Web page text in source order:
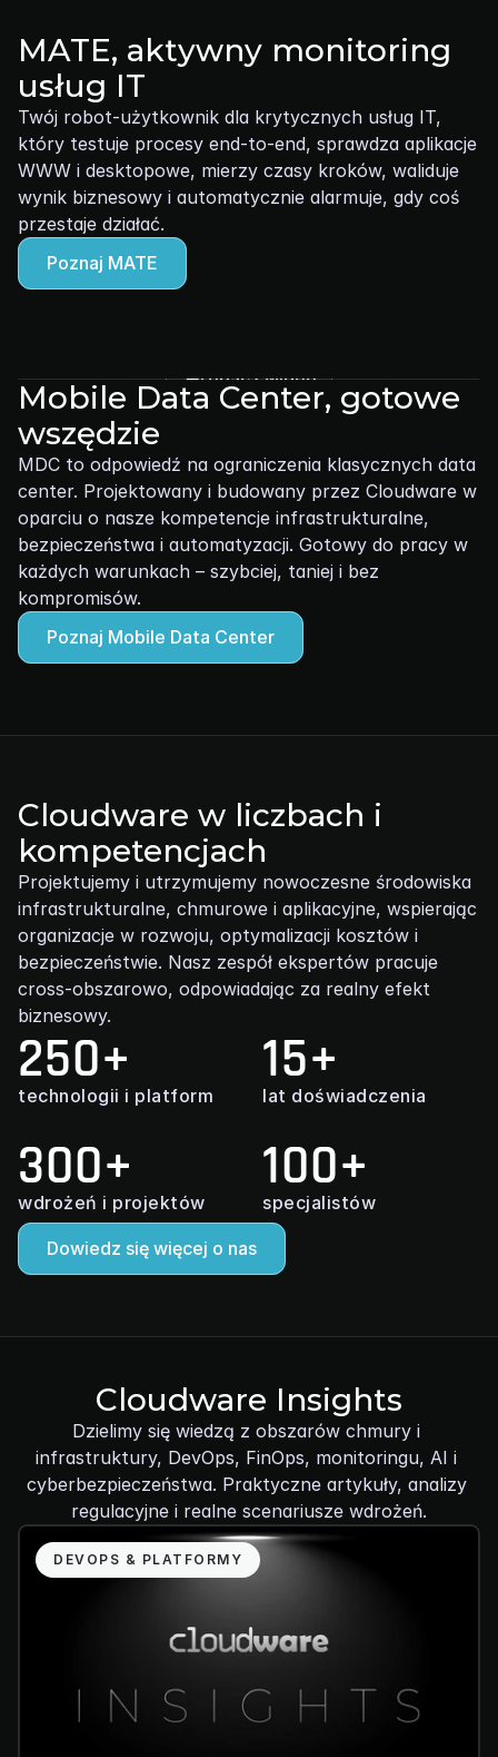
MATE, aktywny monitoring
usług IT
Twój robot‑użytkownik dla krytycznych usług IT,
który testuje procesy end‑to‑end, sprawdza aplikacje
WWW i desktopowe, mierzy czasy kroków, waliduje
wynik biznesowy i automatycznie alarmuje, gdy coś
przestaje działać.
Poznaj MATE
Mobile Data Center, gotowe
wszędzie
MDC to odpowiedź na ograniczenia klasycznych data
center. Projektowany i budowany przez Cloudware w
oparciu o nasze kompetencje infrastrukturalne,
bezpieczeństwa i automatyzacji. Gotowy do pracy w
każdych warunkach – szybciej, taniej i bez
kompromisów.
Zobacz wideo
Poznaj Mobile Data Center
Cloudware w liczbach i
kompetencjach
Projektujemy i utrzymujemy nowoczesne środowiska
infrastrukturalne, chmurowe i aplikacyjne, wspierając
organizacje w rozwoju, optymalizacji kosztów i
bezpieczeństwie. Nasz zespół ekspertów pracuje
cross‑obszarowo, odpowiadając za realny efekt
biznesowy.
15+
lat doświadczenia
300+
wdrożeń i projektów
100+
specjalistów
250+
technologii i platform
Dowiedz się więcej o nas
Cloudware Insights
Dzielimy się wiedzą z obszarów chmury i
infrastruktury, DevOps, FinOps, monitoringu, AI i
cyberbezpieczeństwa. Praktyczne artykuły, analizy
regulacyjne i realne scenariusze wdrożeń.
DEVOPS & PLATFORMY